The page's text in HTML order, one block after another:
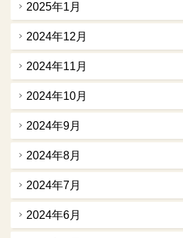
2025年1月
2024年12月
2024年11月
2024年10月
2024年9月
2024年8月
2024年7月
2024年6月